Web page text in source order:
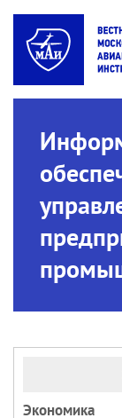
Экономика